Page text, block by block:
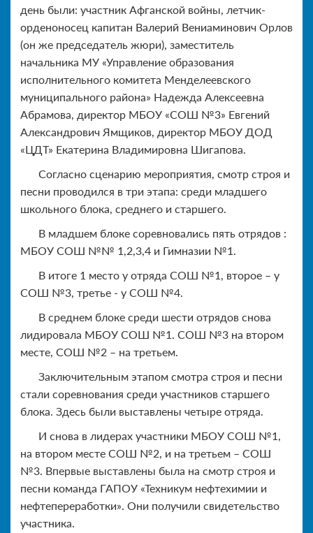
день были: участник Афганской войны, летчик-
орденоносец капитан Валерий Вениаминович Орлов
(он же председатель жюри), заместитель
начальника МУ «Управление образования
исполнительного комитета Менделеевского
муниципального района» Надежда Алексеевна
Абрамова, директор МБОУ «СОШ №3» Евгений
Александрович Ямщиков, директор МБОУ ДОД
«ЦДТ» Екатерина Владимировна Шигапова.
Согласно сценарию мероприятия, смотр строя и
песни проводился в три этапа: среди младшего
школьного блока, среднего и старшего.
В младшем блоке соревновались пять отрядов :
МБОУ СОШ №№ 1,2,3,4 и Гимназии №1.
В итоге 1 место у отряда СОШ №1, второе – у
СОШ №3, третье - у СОШ №4.
В среднем блоке среди шести отрядов снова
лидировала МБОУ СОШ №1. СОШ №3 на втором
месте, СОШ №2 – на третьем.
Заключительным этапом смотра строя и песни
стали соревнования среди участников старшего
блока. Здесь были выставлены четыре отряда.
И снова в лидерах участники МБОУ СОШ №1,
на втором месте СОШ №2, и на третьем – СОШ
№3. Впервые выставлены была на смотр строя и
песни команда ГАПОУ «Техникум нефтехимии и
нефтепереработки». Они получили свидетельство
участника.